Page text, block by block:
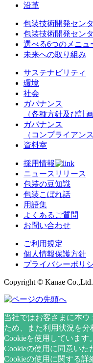
沿革
包装技術開発セン
包装技術開発セン
選べる6つのメニュ
未来への取り組み
サステナビリティ
環境
社会
ガバナンス
（各種方針及び計画
ガバナンス
（コンプライアン
資料室
採用情報
ニュースリリース
包装の豆知識
包装こぼれ話
用語集
よくあるご質問
お問い合わせ
ご利用規定
個人情報保護方針
プライバシーポリ
Copyright © Kanae
当社ではお客さまに本ウ
ため、また利用状況を分
Cookieを使用しています
Cookieの使用に同意いた
Cookieの使用に関する詳